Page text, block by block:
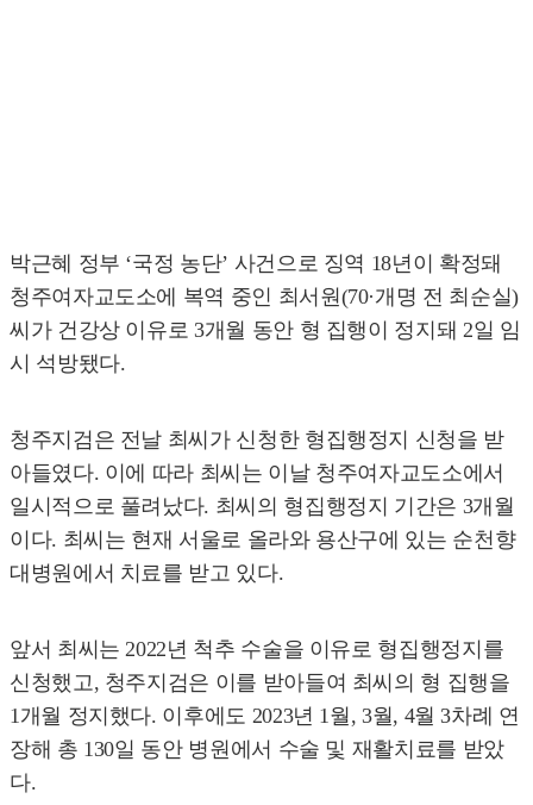
박근혜 정부 ‘국정 농단’ 사건으로 징역 18년이 확정돼
청주여자교도소에 복역 중인 최서원(70·개명 전 최순실)
씨가 건강상 이유로 3개월 동안 형 집행이 정지돼 2일 임
시 석방됐다.
청주지검은 전날 최씨가 신청한 형집행정지 신청을 받
아들였다. 이에 따라 최씨는 이날 청주여자교도소에서
일시적으로 풀려났다. 최씨의 형집행정지 기간은 3개월
이다. 최씨는 현재 서울로 올라와 용산구에 있는 순천향
대병원에서 치료를 받고 있다.
앞서 최씨는 2022년 척추 수술을 이유로 형집행정지를
신청했고, 청주지검은 이를 받아들여 최씨의 형 집행을
1개월 정지했다. 이후에도 2023년 1월, 3월, 4월 3차례 연
장해 총 130일 동안 병원에서 수술 및 재활치료를 받았
다.